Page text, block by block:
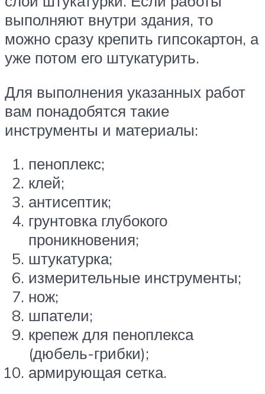
выполняют внутри здания, то
можно сразу крепить гипсокартон, а
уже потом его штукатурить.
Для выполнения указанных работ
вам понадобятся такие
инструменты и материалы:
пеноплекс;
клей;
антисептик;
грунтовка глубокого
проникновения;
штукатурка;
измерительные инструменты;
нож;
шпатели;
крепеж для пеноплекса
(дюбель-грибки);
армирующая сетка.